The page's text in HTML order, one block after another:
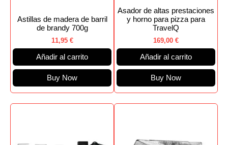
Astillas de madera de barril
de brandy 700g
11,95 €
Añadir al carrito
Buy Now
Asador de altas prestaciones
y horno para pizza para
TravelQ
169,00 €
Añadir al carrito
Buy Now